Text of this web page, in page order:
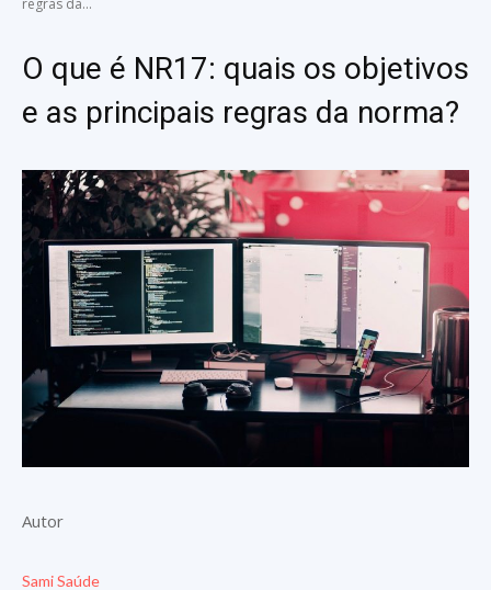
regras da...
O que é NR17: quais os objetivos
e as principais regras da norma?
Autor
Sami Saúde